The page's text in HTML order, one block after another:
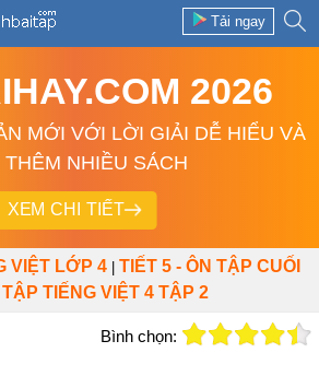
Tải ngay
2026
MỚI VỚI LỜI GIẢI DỄ HIỂU VÀ
THÊM NHIỀU SÁCH
XEM CHI TIẾT
VIỆT LỚP 4
TIẾT 5 - ÔN TẬP CUỐI
TIẾNG VIỆT 4 TẬP 2
Bình chọn: